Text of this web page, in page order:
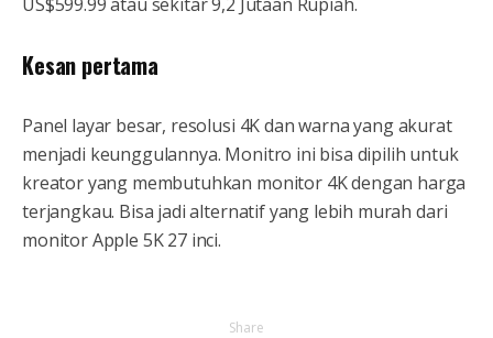
Kesan pertama
Panel layar besar, resolusi 4K dan warna yang akurat
menjadi keunggulannya. Monitro ini bisa dipilih untuk
kreator yang membutuhkan monitor 4K dengan harga
terjangkau. Bisa jadi alternatif yang lebih murah dari
monitor Apple 5K 27 inci.
Share